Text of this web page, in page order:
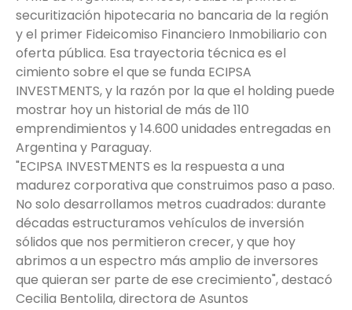
securitización hipotecaria no bancaria de la región
y el primer Fideicomiso Financiero Inmobiliario con
oferta pública. Esa trayectoria técnica es el
cimiento sobre el que se funda ECIPSA
INVESTMENTS, y la razón por la que el holding puede
mostrar hoy un historial de más de 110
emprendimientos y 14.600 unidades entregadas en
Argentina y Paraguay.
"ECIPSA INVESTMENTS es la respuesta a una
madurez corporativa que construimos paso a paso.
No solo desarrollamos metros cuadrados: durante
décadas estructuramos vehículos de inversión
sólidos que nos permitieron crecer, y que hoy
abrimos a un espectro más amplio de inversores
que quieran ser parte de ese crecimiento", destacó
Cecilia Bentolila, directora de Asuntos